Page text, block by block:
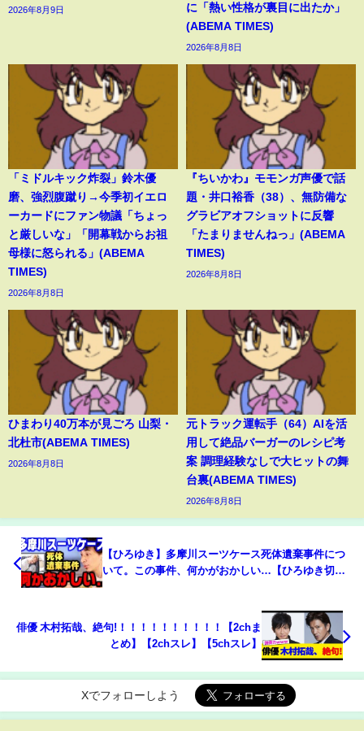
2026年8月9日
に「熱い性格が裏目に出たか」
(ABEMA TIMES)
2026年8月8日
「ミドルキック炸裂」鈴木優
磨、強烈腹蹴り→今季初イエロ
ーカードにファン物議「ちょっ
と厳しいな」「開幕戦からお祖
母様に怒られる」(ABEMA
TIMES)
2026年8月8日
『ちいかわ』モモンガ声優で話
題・井口裕香（38）、無防備な
グラビアオフショットに反響
「たまりませんねっ」(ABEMA
TIMES)
2026年8月8日
ひまわり40万本が見ごろ 山梨・
北杜市(ABEMA TIMES)
2026年8月8日
元トラック運転手（64）AIを活
用して絶品バーガーのレシピ考
案 調理経験なしで大ヒットの舞
台裏(ABEMA TIMES)
2026年8月8日
【ひろゆき】多摩川スーツケース死体遺棄事件につ
いて。この事件、何かがおかしい…【ひろゆき切り
俳優 木村拓哉、絶句!！！！！！！！！！！【2chま
とめ】【2chスレ】【5chスレ】
Xでフォローしよう